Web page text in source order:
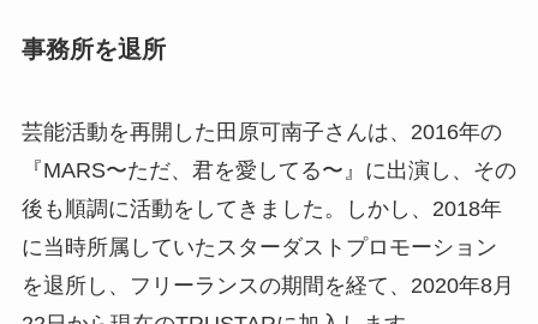
事務所を退所
芸能活動を再開した田原可南子さんは、2016年の
『MARS〜ただ、君を愛してる〜』に出演し、その
後も順調に活動をしてきました。しかし、2018年
に当時所属していたスターダストプロモーション
を退所し、フリーランスの期間を経て、2020年8月